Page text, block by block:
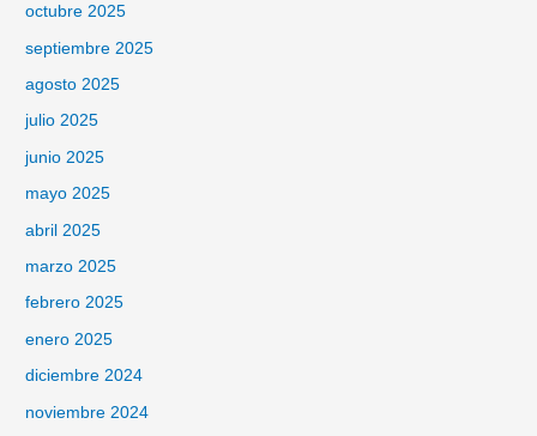
octubre 2025
septiembre 2025
agosto 2025
julio 2025
junio 2025
mayo 2025
abril 2025
marzo 2025
febrero 2025
enero 2025
diciembre 2024
noviembre 2024